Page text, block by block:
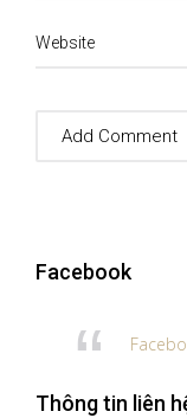
Website
Facebook
Thông tin liên